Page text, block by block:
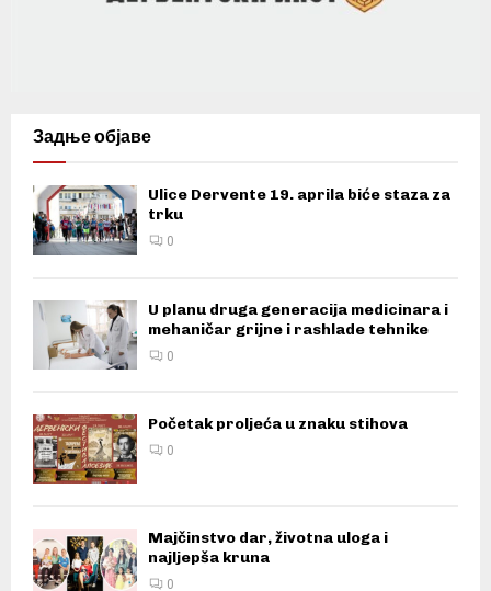
Задње објаве
Ulice Dervente 19. aprila biće staza za
trku
0
U planu druga generacija medicinara i
mehaničar grijne i rashlade tehnike
0
Početak proljeća u znaku stihova
0
Majčinstvo dar, životna uloga i
najljepša kruna
0